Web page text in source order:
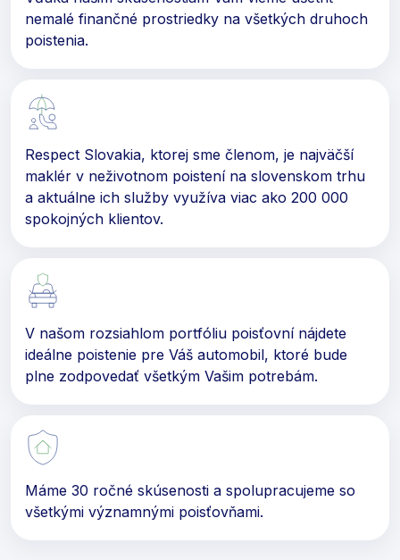
nemalé finančné prostriedky na všetkých druhoch
poistenia.
Respect Slovakia, ktorej sme členom, je najväčší
maklér v neživotnom poistení na slovenskom trhu
a aktuálne ich služby využíva viac ako 200 000
spokojných klientov.
V našom rozsiahlom portfóliu poisťovní nájdete
ideálne poistenie pre Váš automobil, ktoré bude
plne zodpovedať všetkým Vašim potrebám.
Máme 30 ročné skúsenosti a spolupracujeme so
všetkými významnými poisťovňami.